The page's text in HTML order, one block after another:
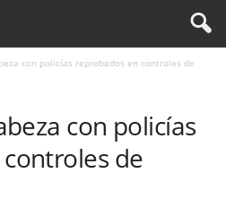
con policías reprobados en controles de
con policías
de